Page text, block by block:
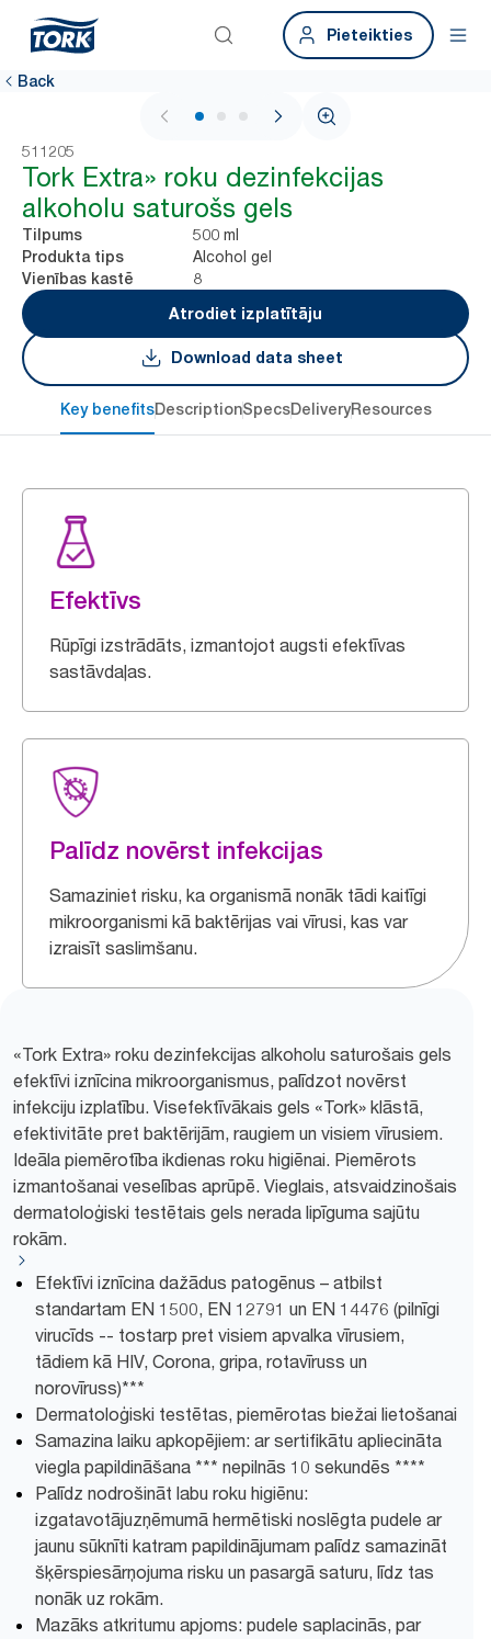
Pieteikties
Back
1 / 3
511205
Tork Extra» roku dezinfekcijas
alkoholu saturošs gels
Tilpums 500 ml
Produkta tips Alcohol gel
Vienības kastē
8
Atrodiet izplatītāju
Download data sheet
Key benefitsDescriptionSpecsDeliveryResources
Efektīvs
Rūpīgi izstrādāts, izmantojot augsti efektīvas
sastāvdaļas.
Palīdz novērst infekcijas
Samaziniet risku, ka organismā nonāk tādi kaitīgi
mikroorganismi kā baktērijas vai vīrusi, kas var
izraisīt saslimšanu.
«Tork Extra» roku dezinfekcijas alkoholu saturošais gels
efektīvi iznīcina mikroorganismus, palīdzot novērst
infekciju izplatību. Visefektīvākais gels «Tork» klāstā,
efektivitāte pret baktērijām, raugiem un visiem vīrusiem.
Ideāla piemērotība ikdienas roku higiēnai. Piemērots
izmantošanai veselības aprūpē. Vieglais, atsvaidzinošais
dermatoloģiski testētais gels nerada lipīguma sajūtu
rokām.
Efektīvi iznīcina dažādus patogēnus – atbilst
standartam EN 1500, EN 12791 un EN 14476 (pilnīgi
virucīds -- tostarp pret visiem apvalka vīrusiem,
tādiem kā HIV, Corona, gripa, rotavīruss un
norovīruss)***
Dermatoloģiski testētas, piemērotas biežai lietošanai
Samazina laiku apkopējiem: ar sertifikātu apliecināta
viegla papildināšana *** nepilnās 10 sekundēs ****
Palīdz nodrošināt labu roku higiēnu:
izgatavotājuzņēmumā hermētiski noslēgta pudele ar
jaunu sūknīti katram papildinājumam palīdz samazināt
šķērspiesārņojuma risku un pasargā saturu, līdz tas
nonāk uz rokām.
Mazāks atkritumu apjoms: pudele saplacinās, par